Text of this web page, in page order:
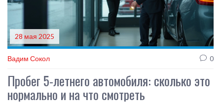
28 мая 2025
Вадим Сокол 0
Пробег 5-летнего автомобиля: сколько это
нормально и на что смотреть